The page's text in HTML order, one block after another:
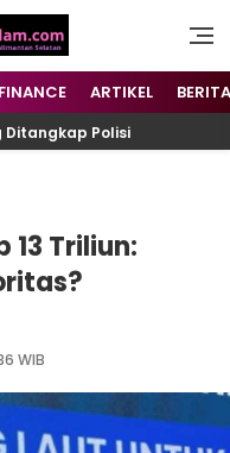
FINANCE ARTIKEL BERITA
Polisi
13 Triliun:
WIB